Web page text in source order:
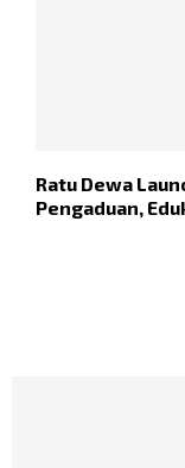
Ratu Dewa
Pengaduan,